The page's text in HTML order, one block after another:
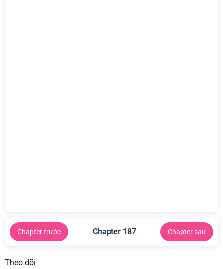
Chapter trước Chapter 187 Chapter sau
Theo dõi